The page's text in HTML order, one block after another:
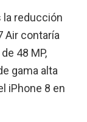
la reducción
Air contaría
48 MP,
gama alta
iPhone 8 en